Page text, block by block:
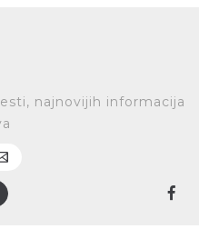
najnovijih informacija